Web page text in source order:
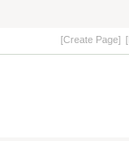
[Create Page]